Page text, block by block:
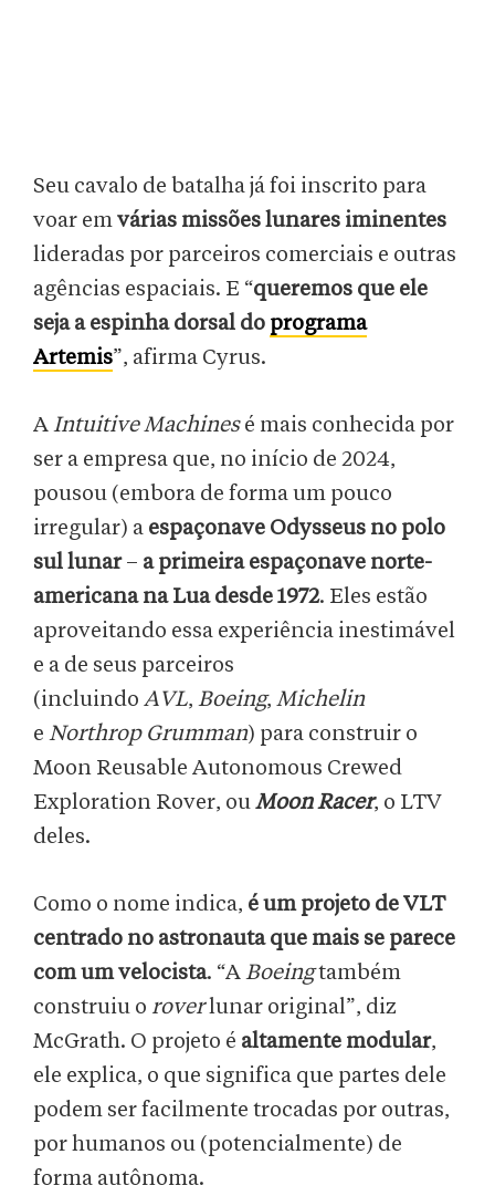
Seu cavalo de batalha já foi inscrito para
voar emvárias missões lunares iminentes
lideradas por parceiros comerciais e outras
agências espaciais. E “queremos que ele
seja a espinha dorsal do programa
Artemis”, afirma Cyrus.
AIntuitive Machinesé mais conhecida por
ser a empresa que, no início de 2024,
pousou (embora de forma um pouco
irregular) a espaçonave Odysseus no polo
sul lunar– a primeira espaçonave norte-
americana na Lua desde 1972. Eles estão
aproveitando essa experiência inestimável
e a de seus parceiros
(incluindo AVL, Boeing, Michelin
e Northrop Grumman) para construir o
Moon Reusable Autonomous Crewed
Exploration Rover, ouMoon Racer, o LTV
deles.
Como o nome indica, é um projeto de VLT
centrado no astronauta que mais se parece
com um velocista. “ABoeingtambém
construiu o roverlunar original”, diz
McGrath. O projeto é altamente modular,
ele explica, o que significa que partes dele
podem ser facilmente trocadas por outras,
por humanos ou (potencialmente) de
forma autônoma.